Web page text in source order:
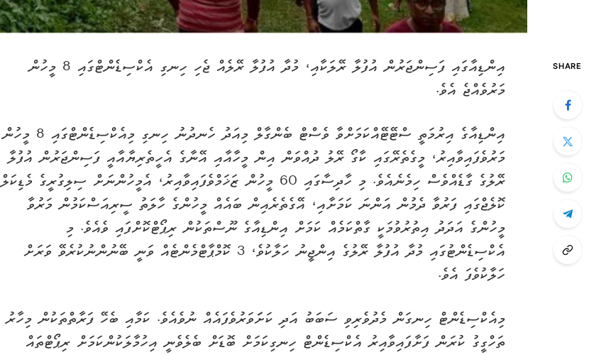
SHARE
އިންޑިއާގައި ފަސިންޖަރުން އުފުލާ ރޭލަކާއި، މުދާ އުފުލާ ރޭލެއް ޖެހި ހިނގި އެކްސިޑެންޓްގައި 8 މީހުން
މަރުވެއްޖެ އެވެ.
އިންޑިއާގެ އިރުމަތީ ސްޓޭޓޭއްކަމަށްވާ ވެސްޓް ބެންގާލް މިއަދު ހެނދުނު ހިނގި މިއެކްސިޑެންޓްގައި 8 މީހުން
މަރުވެފައިވާއިރު، މީގެތެރޭގައި ކާގޯ ރޭލު ދުއްވަން އިން މީހާއާއި އޭނާގެ އެހީތެރިޔާއާއީ ފަސިންޖަރުން އުފުލާ
ރޭލުގެ ގާޑެއްވެސް ހިމެނެއެވެ. މި ހާދިސާގައި 60 މީހުން ޒަޚަމްވެފައިވާއިރު، އެމީހުންނަށް ސިލިގުރީގެ މެޑިކަލް
ކޮލެޖްގައި ފަރުވާ ދެމުން އަންނަ ކަމަށާއި، އޭގެތެރެއިން ބައެއް މީހުންގެ ހާލަތު ސީރިއަސްކަމުން މަރުވާ
މީހުންގެ އަދަދު އިތުރުވުމަކީ ގާތްކަމެއް ކަމަށް އިންޑިއާގެ ނޫސްތަކުން ރިޕޯޓްކޮށްފައި ވެއެވެ. މި
އެކްސިޑެންޓުގައި މުދާ އުފުލާ ރޭލުގެ އިންޖީނު ހަލާކުވެ، 3 ކޮމްޕާޓްމެންޓެއް ވަނީ ބޭނުންނުކުރެވޭ ވަރަށް
ހަލާކުވެފަ އެވެ.
މިއެކްސިޑެންޓް ހިނގަން މެދުވެރިވި ސަބަބު އަދި ކަށަަވަރުވެފައެއް ނުވެއެވެ. ކަމާއި ބެހޭ ފަރާތްތަކުން މިހާރު
ތަހްގީގު ކުރަން ފަށާފައިވާއިރު އެކްސިޑެންޓް ހިނގިކަމަށް ބޮޑަށް ބެލެވެނީ އިހުމާލަކުންކަމަށް ރިޕޯޓްތައް